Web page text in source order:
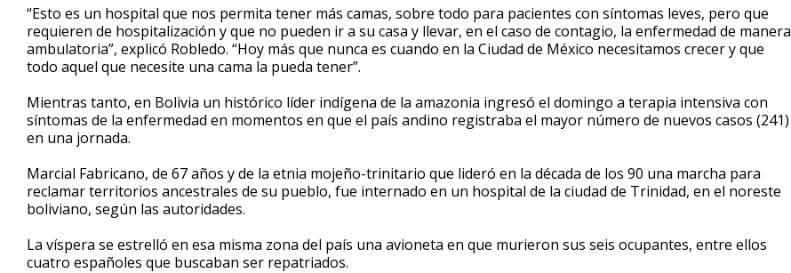
“Esto es un hospital que nos permita tener más camas, sobre todo para pacientes con síntomas leves, pero que
requieren de hospitalización y que no pueden ir a su casa y llevar, en el caso de contagio, la enfermedad de manera
ambulatoria”, explicó Robledo. “Hoy más que nunca es cuando en la Ciudad de México necesitamos crecer y que
todo aquel que necesite una cama la pueda tener”.
Mientras tanto, en Bolivia un histórico líder indígena de la amazonia ingresó el domingo a terapia intensiva con
síntomas de la enfermedad en momentos en que el país andino registraba el mayor número de nuevos casos (241)
en una jornada.
Marcial Fabricano, de 67 años y de la etnia mojeño-trinitario que lideró en la década de los 90 una marcha para
reclamar territorios ancestrales de su pueblo, fue internado en un hospital de la ciudad de Trinidad, en el noreste
boliviano, según las autoridades.
La víspera se estrelló en esa misma zona del país una avioneta en que murieron sus seis ocupantes, entre ellos
cuatro españoles que buscaban ser repatriados.